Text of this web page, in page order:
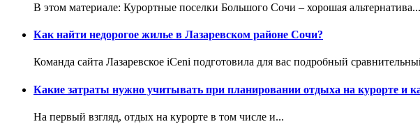
В этом материале: Курортные поселки Большого Сочи – хорошая альтернатива...
Как найти недорогое жилье в Лазаревском районе Сочи?
Команда сайта Лазаревское iCeni подготовила для вас подробный
Какие затраты нужно учитывать при планировании отдыха на курорте и
На первый взгляд, отдых на курорте в том числе и...